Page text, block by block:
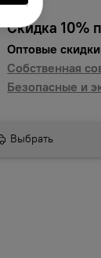
Скидка 10%
Оптовые
Собственная
Безопасные и
Выбрать